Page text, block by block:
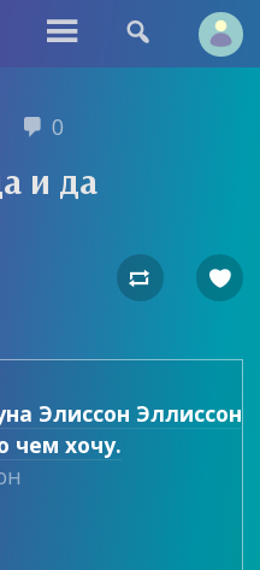
 
 0
и да
 
Элиссон Эллиссон
чем хочу.